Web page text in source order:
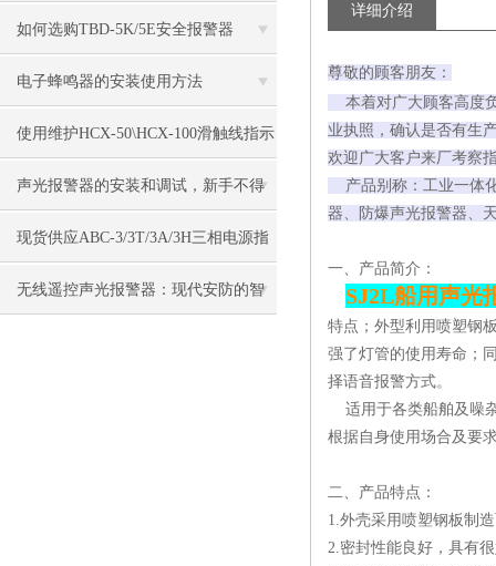
如何选购TBD-5K/5E安全报警器
电子蜂鸣器的安装使用方法
使用维护HCX-50\HCX-100滑触线指示
灯
声光报警器的安装和调试，新手不得
不看！
现货供应ABC-3/3T/3A/3H三相电源指
示灯
无线遥控声光报警器：现代安防的智
详细介绍
尊敬的顾客朋友：
本着对广大顾客高度
业执照，确认是否有生
欢迎广大客户来厂考察
产品别称：工业一体
器、防爆声光报警器、
一、产品简介：
SJ2L船用声光
特点；外型利用喷塑钢
强了灯管的使用寿命；
择语音报警方式。
适用于各类船舶及噪
根据自身使用场合及要
二、产品特点：
1.外壳采用喷塑钢板制
2.密封性能良好，具有